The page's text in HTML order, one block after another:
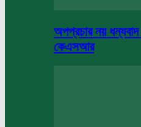
অপপ্রচার নয়
কেএসআর